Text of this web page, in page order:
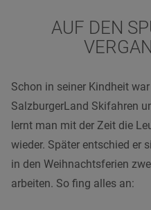
AUF DEN
Schon in seiner Kindheit
SalzburgerLand Skifahren
lernt man mit der Zeit die
wieder. Später entschied er
in den Weihnachtsferien
arbeiten. So fing alles an: